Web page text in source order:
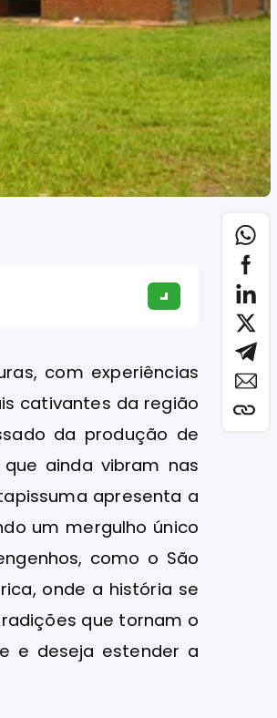
com experiências
cativantes da região
da produção de
ainda vibram nas
apresenta a
um mergulho único
como o São
onde a história se
que tornam o
e deseja estender a